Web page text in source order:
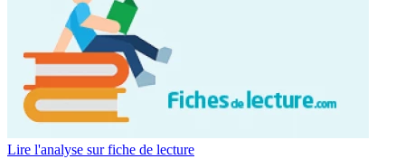
Lire l'analyse sur fiche de lecture